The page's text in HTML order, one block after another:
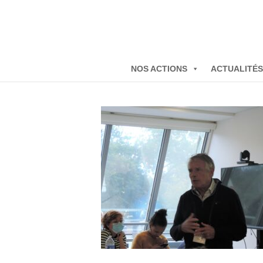
NOS ACTIONS ACTUALITÉS